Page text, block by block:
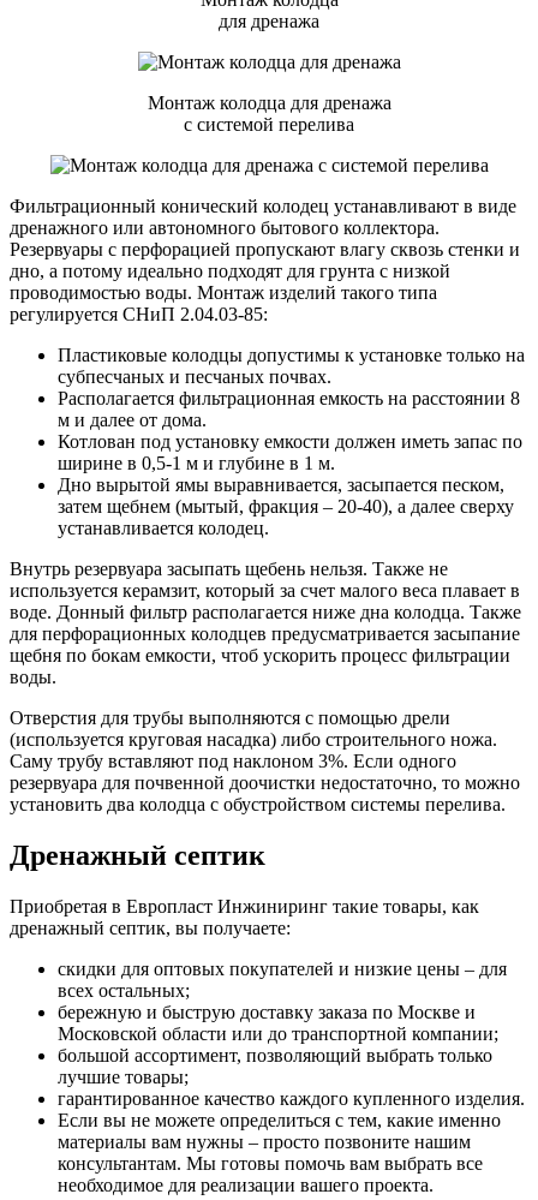
для дренажа
Монтаж колодца для дренажа
с системой перелива
Фильтрационный конический колодец устанавливают в виде
дренажного или автономного бытового коллектора.
Резервуары с перфорацией пропускают влагу сквозь стенки и
дно, а потому идеально подходят для грунта с низкой
проводимостью воды. Монтаж изделий такого типа
регулируется СНиП 2.04.03-85:
Пластиковые колодцы допустимы к установке только на
субпесчаных и песчаных почвах.
Располагается фильтрационная емкость на расстоянии 8
м и далее от дома.
Котлован под установку емкости должен иметь запас по
ширине в 0,5-1 м и глубине в 1 м.
Дно вырытой ямы выравнивается, засыпается песком,
затем щебнем (мытый, фракция – 20-40), а далее сверху
устанавливается колодец.
Внутрь резервуара засыпать щебень нельзя. Также не
используется керамзит, который за счет малого веса плавает в
воде. Донный фильтр располагается ниже дна колодца. Также
для перфорационных колодцев предусматривается засыпание
щебня по бокам емкости, чтоб ускорить процесс фильтрации
воды.
Отверстия для трубы выполняются с помощью дрели
(используется круговая насадка) либо строительного ножа.
Саму трубу вставляют под наклоном 3%. Если одного
резервуара для почвенной доочистки недостаточно, то можно
установить два колодца с обустройством системы перелива.
Дренажный септик
Приобретая в Европласт Инжиниринг такие товары, как
дренажный септик, вы получаете:
скидки для оптовых покупателей и низкие цены – для
всех остальных;
бережную и быструю доставку заказа по Москве и
Московской области или до транспортной компании;
большой ассортимент, позволяющий выбрать только
лучшие товары;
гарантированное качество каждого купленного изделия.
Если вы не можете определиться с тем, какие именно
материалы вам нужны – просто позвоните нашим
консультантам. Мы готовы помочь вам выбрать все
необходимое для реализации вашего проекта.